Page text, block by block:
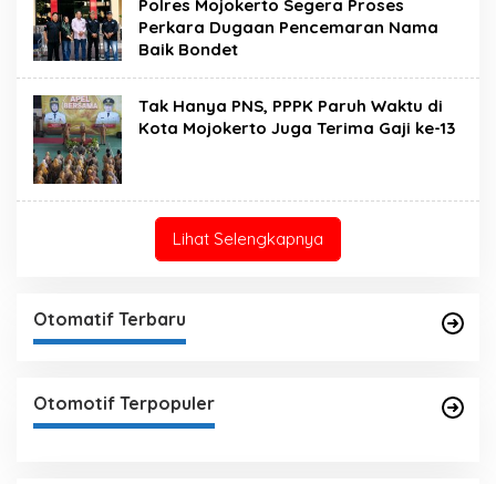
Polres Mojokerto Segera Proses
Perkara Dugaan Pencemaran Nama
Baik Bondet
Tak Hanya PNS, PPPK Paruh Waktu di
Kota Mojokerto Juga Terima Gaji ke-13
Lihat Selengkapnya
Otomatif Terbaru
Otomotif Terpopuler